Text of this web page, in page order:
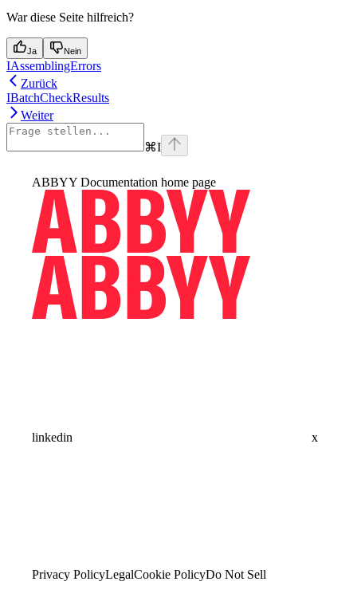
War diese Seite hilfreich?
Ja Nein
IAssemblingErrors
Zurück
IBatchCheckResults
Weiter
⌘I
ABBYY Documentation home page
linkedin x
Privacy PolicyLegalCookie PolicyDo Not Sell